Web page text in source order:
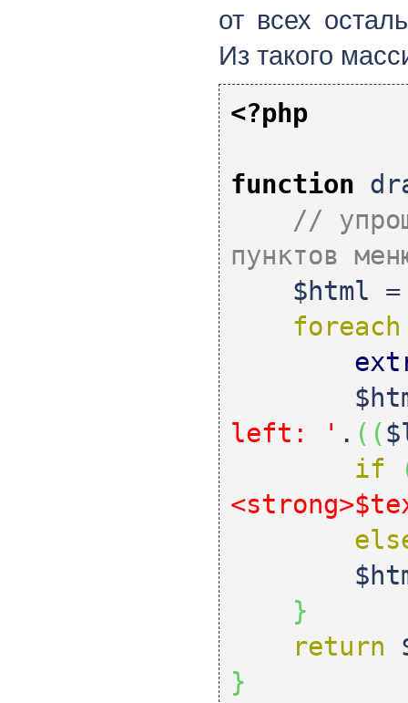
от всех
Из такого
<?php
function
//
пунктов
$html
foreach
left: ' . ( (
if
}
return
}